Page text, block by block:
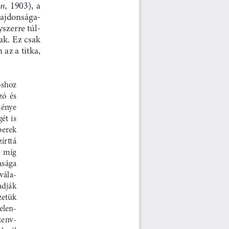
  1903),  a
túl-
Ez csak
az a titka,
és
is
míg
-